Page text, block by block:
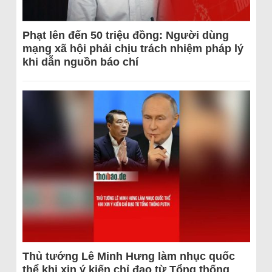
Phạt lên đến 50 triệu đồng: Người dùng
mạng xã hội phải chịu trách nhiệm pháp lý
khi dẫn nguồn báo chí
Thủ tướng Lê Minh Hưng làm nhục quốc